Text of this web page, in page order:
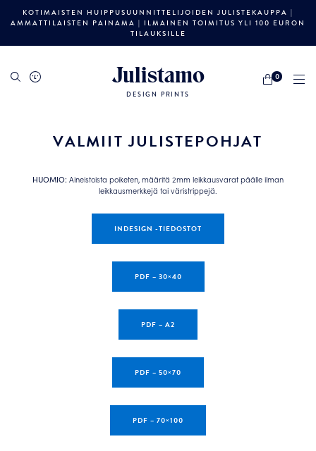
KOTIMAISTEN HUIPPUSUUNNITTELIJOIDEN JULISTEKAUPPA |
AMMATTILAISTEN PAINAMA | ILMAINEN TOIMITUS YLI 100 EURON
TILAUKSILLE
Julistamo
DESIGN PRINTS
0
VALMIIT JULISTEPOHJAT
HUOMIO: Aineistoista poiketen, määritä 2mm leikkausvarat päälle ilman
leikkausmerkkejä tai väristrippejä.
INDESIGN -TIEDOSTOT
PDF – 30×40
PDF – A2
PDF – 50×70
PDF – 70×100